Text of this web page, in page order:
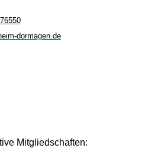
dormagen.de
Mitgliedschaften: